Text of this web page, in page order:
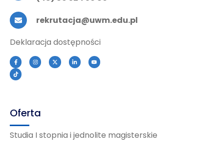
rekrutacja@uwm.edu.pl
Deklaracja dostępności
Oferta
Studia I stopnia i jednolite magisterskie